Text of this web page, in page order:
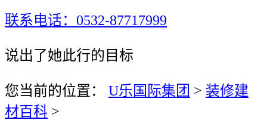
联系电话：0532-87717999
说出了她此行的目标
您当前的位置： U乐国际集团 > 装修建
材百科 >